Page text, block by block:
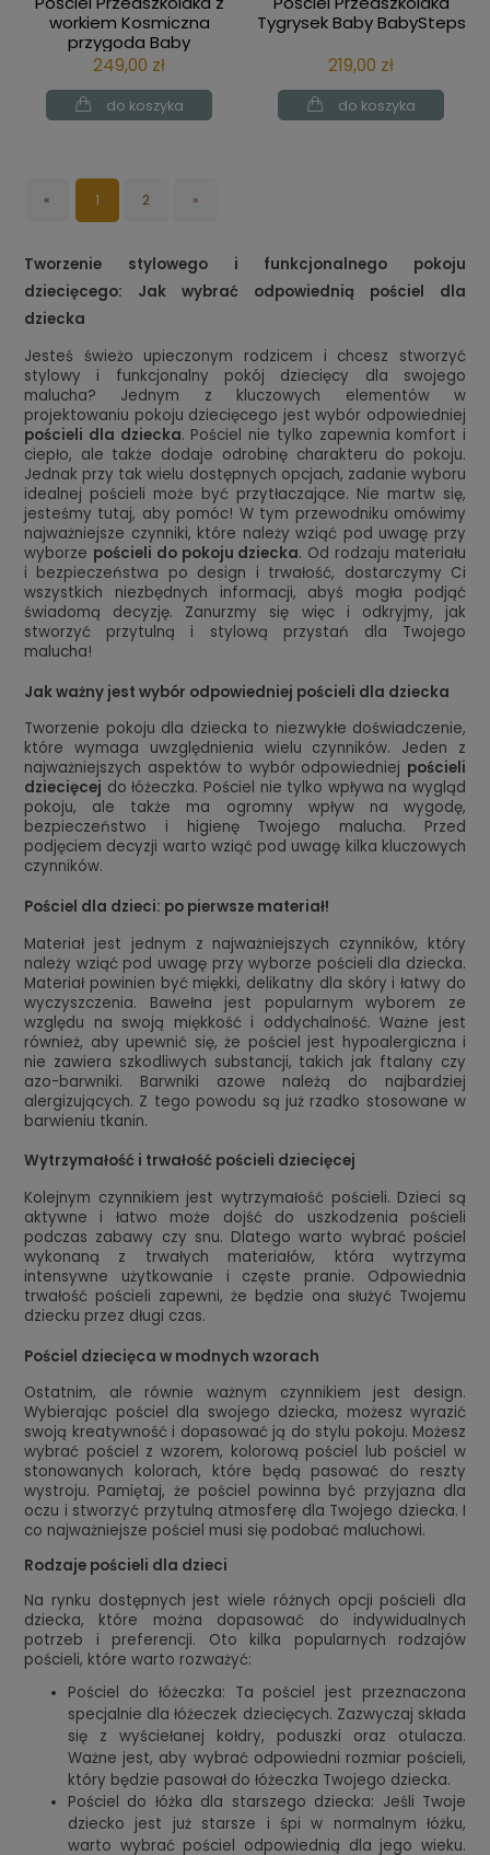
workiem Kosmiczna
przygoda Baby
BabySteps
249,00 zł
do koszyka
Tygrysek Baby BabySteps
219,00 zł
do koszyka
« 1 2 »
Tworzenie stylowego i funkcjonalnego pokoju
dziecięcego: Jak wybrać odpowiednią pościel dla
dziecka
Jesteś świeżo upieczonym rodzicem i chcesz stworzyć
stylowy i funkcjonalny pokój dziecięcy dla swojego
malucha? Jednym z kluczowych elementów w
projektowaniu pokoju dziecięcego jest wybór odpowiedniej
pościeli dla dziecka. Pościel nie tylko zapewnia komfort i
ciepło, ale także dodaje odrobinę charakteru do pokoju.
Jednak przy tak wielu dostępnych opcjach, zadanie wyboru
idealnej pościeli może być przytłaczające. Nie martw się,
jesteśmy tutaj, aby pomóc! W tym przewodniku omówimy
najważniejsze czynniki, które należy wziąć pod uwagę przy
wyborze pościeli do pokoju dziecka. Od rodzaju materiału
i bezpieczeństwa po design i trwałość, dostarczymy Ci
wszystkich niezbędnych informacji, abyś mogła podjąć
świadomą decyzję. Zanurzmy się więc i odkryjmy, jak
stworzyć przytulną i stylową przystań dla Twojego
malucha!
Jak ważny jest wybór odpowiedniej pościeli dla dziecka
Tworzenie pokoju dla dziecka to niezwykłe doświadczenie,
które wymaga uwzględnienia wielu czynników. Jeden z
najważniejszych aspektów to wybór odpowiedniej pościeli
dziecięcej do łóżeczka. Pościel nie tylko wpływa na wygląd
pokoju, ale także ma ogromny wpływ na wygodę,
bezpieczeństwo i higienę Twojego malucha. Przed
podjęciem decyzji warto wziąć pod uwagę kilka kluczowych
czynników.
Pościel dla dzieci: po pierwsze materiał!
Materiał jest jednym z najważniejszych czynników, który
należy wziąć pod uwagę przy wyborze pościeli dla dziecka.
Materiał powinien być miękki, delikatny dla skóry i łatwy do
wyczyszczenia. Bawełna jest popularnym wyborem ze
względu na swoją miękkość i oddychalność. Ważne jest
również, aby upewnić się, że pościel jest hypoalergiczna i
nie zawiera szkodliwych substancji, takich jak ftalany czy
azo-barwniki. Barwniki azowe należą do najbardziej
alergizujących. Z tego powodu są już rzadko stosowane w
barwieniu tkanin.
Wytrzymałość i trwałość pościeli dziecięcej
Kolejnym czynnikiem jest wytrzymałość pościeli. Dzieci są
aktywne i łatwo może dojść do uszkodzenia pościeli
podczas zabawy czy snu. Dlatego warto wybrać pościel
wykonaną z trwałych materiałów, która wytrzyma
intensywne użytkowanie i częste pranie. Odpowiednia
trwałość pościeli zapewni, że będzie ona służyć Twojemu
dziecku przez długi czas.
Pościel dziecięca w modnych wzorach
Ostatnim, ale równie ważnym czynnikiem jest design.
Wybierając pościel dla swojego dziecka, możesz wyrazić
swoją kreatywność i dopasować ją do stylu pokoju. Możesz
wybrać pościel z wzorem, kolorową pościel lub pościel w
stonowanych kolorach, które będą pasować do reszty
wystroju. Pamiętaj, że pościel powinna być przyjazna dla
oczu i stworzyć przytulną atmosferę dla Twojego dziecka. I
co najważniejsze pościel musi się podobać maluchowi.
Rodzaje pościeli dla dzieci
Na rynku dostępnych jest wiele różnych opcji pościeli dla
dziecka, które można dopasować do indywidualnych
potrzeb i preferencji. Oto kilka popularnych rodzajów
pościeli, które warto rozważyć:
Pościel do łóżeczka: Ta pościel jest przeznaczona
specjalnie dla łóżeczek dziecięcych. Zazwyczaj składa
się z wyściełanej kołdry, poduszki oraz otulacza.
Ważne jest, aby wybrać odpowiedni rozmiar pościeli,
który będzie pasował do łóżeczka Twojego dziecka.
Pościel do łóżka dla starszego dziecka: Jeśli Twoje
dziecko jest już starsze i śpi w normalnym łóżku,
warto wybrać pościel odpowiednią dla jego wieku.